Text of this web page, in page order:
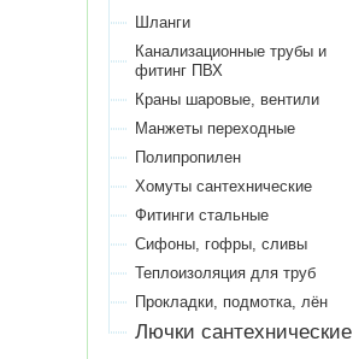
Шланги
Канализационные трубы и
фитинг ПВХ
Краны шаровые, вентили
Манжеты переходные
Полипропилен
Хомуты сантехнические
Фитинги стальные
Сифоны, гофры, сливы
Теплоизоляция для труб
Прокладки, подмотка, лён
Лючки сантехнические